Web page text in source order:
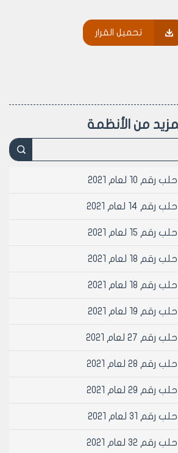
محمد ايمن حلاق
تحميل القرار
من الأنظمة
لعام 2021
لعام 2021
لعام 2021
لعام 2021
لعام 2021
لعام 2021
لعام 2021
لعام 2021
لعام 2021
لعام 2021
لعام 2021